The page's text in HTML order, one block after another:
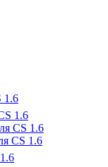
1.6
1.6
CS 1.6
CS 1.6